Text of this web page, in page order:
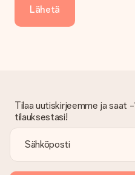
Entä jos lahja ei ole täysin
Olemme syvästi pahoillamme,
Tämä tarkoittaa sitä, että
vastaanottajalle, mikä tekee
Lähetä
Tilaa uutiskirjeemme ja saat
tilauksestasi!